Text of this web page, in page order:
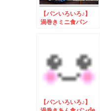
【パンいろいろ♪】
渦巻きミニ食パン
【パンいろいろ♪】